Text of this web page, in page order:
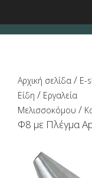
Αρχική σελίδα / E-
Είδη / Εργαλεία
Μελισσοκόμου /
Φ8 με Πλέγμα